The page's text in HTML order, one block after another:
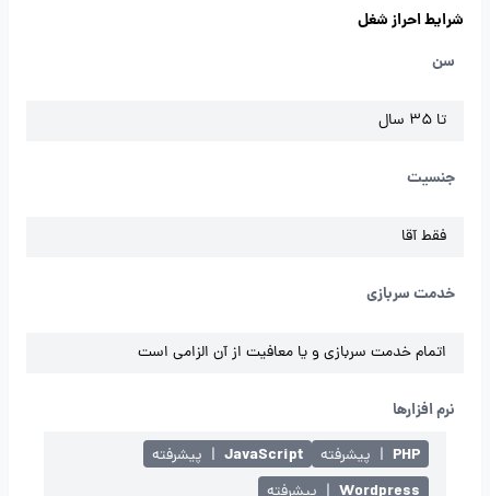
شرایط احراز شغل
سن
تا 35 سال
جنسیت
فقط آقا
خدمت سربازی
اتمام خدمت سربازی و یا معافیت از آن الزامی است
نرم افزارها
PHP
| پیشرفته JavaScript
| پیشرفته